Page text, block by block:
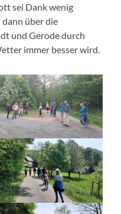
sei Dank wenig
über die
und Gerode durch
immer besser wird.